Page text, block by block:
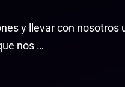
y llevar con nosotros
nos …